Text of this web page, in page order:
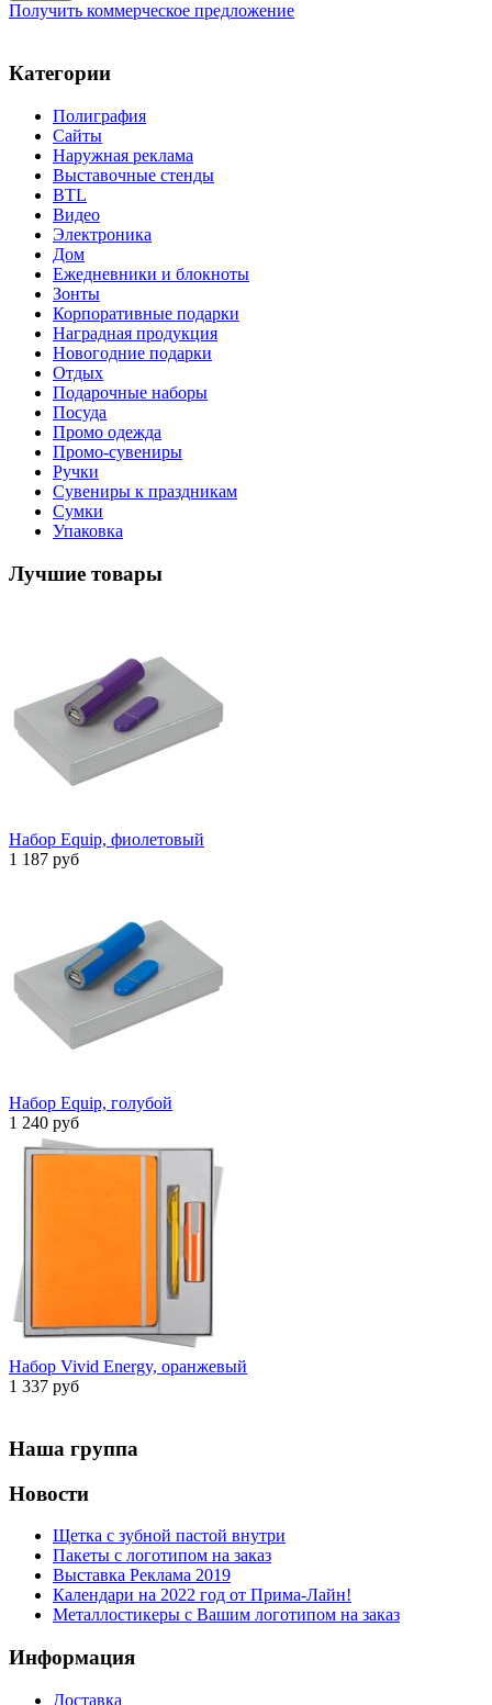
Получить коммерческое предложение
Категории
Полиграфия
Сайты
Наружная реклама
Выставочные стенды
BTL
Видео
Электроника
Дом
Ежедневники и блокноты
Зонты
Корпоративные подарки
Наградная продукция
Новогодние подарки
Отдых
Подарочные наборы
Посуда
Промо одежда
Промо-сувениры
Ручки
Сувениры к праздникам
Сумки
Упаковка
Лучшие товары
Набор Equip, фиолетовый
1 187 руб
Набор Equip, голубой
1 240 руб
Набор Vivid Energy, оранжевый
1 337 руб
Наша группа
Новости
Щетка с зубной пастой внутри
Пакеты с логотипом на заказ
Выставка Реклама 2019
Календари на 2022 год от Прима-Лайн!
Металлостикеры с Вашим логотипом на заказ
Информация
Доставка